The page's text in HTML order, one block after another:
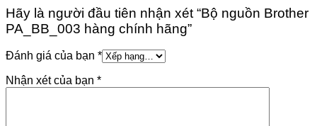
Hãy là người đầu tiên nhận xét “Bộ nguồn Brother
PA_BB_003 hàng chính hãng”
Đánh giá của bạn *
Nhận xét của bạn *